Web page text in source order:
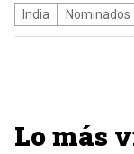
India Nominados
Lo más